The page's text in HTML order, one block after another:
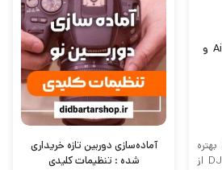
مقایسه تخصصی مویک Air 2 و
می خوای بدونی مویک Air 2 بهتره
یا مویک Air 2 s کمپانی DJI از
آماده‌سازی دوربین تازه‌ خریداری‌
شده : تنظیمات کلیدی